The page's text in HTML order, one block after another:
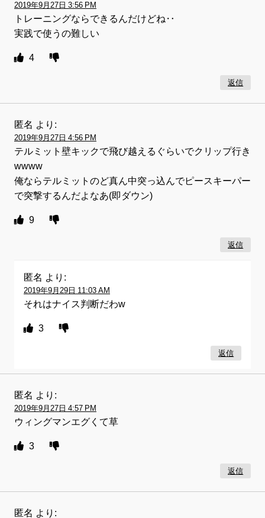
2019年9月27日 3:56 PM
トレーニングならできるんだけどね‥
実践で使うの難しい
4
返信
匿名 より:
2019年9月27日 4:56 PM
テルミット壁キックで飛び越えるぐらいでクリップ行き
wwww
俺ならテルミットのど真ん中突っ込んでピースキーパー
で突撃するんだよなあ(即ダウン)
9
返信
匿名 より:
2019年9月29日 11:03 AM
それはナイス判断だわw
3
返信
匿名 より:
2019年9月27日 4:57 PM
ウィングマンエグくて草
3
返信
匿名 より: